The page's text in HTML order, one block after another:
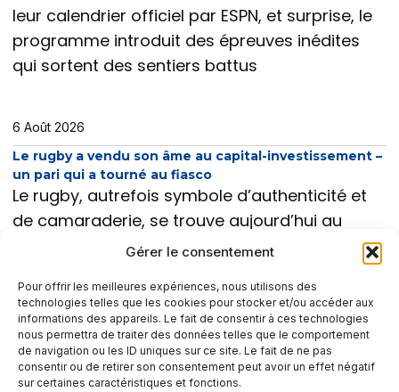
Gérer le consentement
Pour offrir les meilleures expériences, nous utilisons des
technologies telles que les cookies pour stocker et/ou accéder aux
informations des appareils. Le fait de consentir à ces technologies
nous permettra de traiter des données telles que le comportement
de navigation ou les ID uniques sur ce site. Le fait de ne pas
consentir ou de retirer son consentement peut avoir un effet négatif
sur certaines caractéristiques et fonctions.
leur calendrier officiel par ESPN, et surprise, le
programme introduit des épreuves inédites
qui sortent des sentiers battus
6 Août 2026
Le rugby a vendu son âme au capital-investissement –
un pari qui a tourné au fiasco
Le rugby, autrefois symbole d’authenticité et
de camaraderie, se trouve aujourd’hui au
cœur d’une crise où l’économie du capital-
Ce